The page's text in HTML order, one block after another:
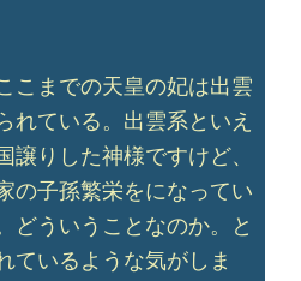
こまでの天皇の妃は出雲
れている。出雲系といえ
譲りした神様ですけど、
の子孫繁栄をになってい
どういうことなのか。と
ているような気がしま